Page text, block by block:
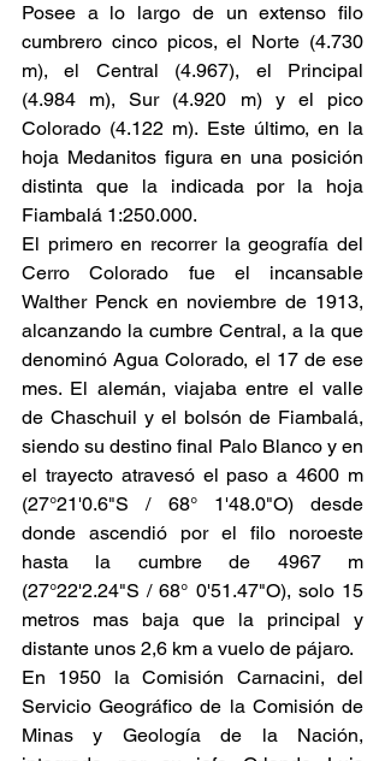
Posee a lo largo de un extenso filo
cumbrero cinco picos, el Norte (4.730
m), el Central (4.967), el Principal
(4.984 m), Sur (4.920 m) y el pico
Colorado (4.122 m). Este último, en la
hoja Medanitos figura en una posición
distinta que la indicada por la hoja
Fiambalá 1:250.000.
El primero en recorrer la geografía del
Cerro Colorado fue el incansable
Walther Penck en noviembre de 1913,
alcanzando la cumbre Central, a la que
denominó Agua Colorado, el 17 de ese
mes. El alemán, viajaba entre el valle
de Chaschuil y el bolsón de Fiambalá,
siendo su destino final Palo Blanco y en
el trayecto atravesó el paso a 4600 m
(27°21'0.6"S / 68° 1'48.0"O) desde
donde ascendió por el filo noroeste
hasta la cumbre de 4967 m
(27°22'2.24"S / 68° 0'51.47"O), solo 15
metros mas baja que la principal y
distante unos 2,6 km a vuelo de pájaro.
En 1950 la Comisión Carnacini, del
Servicio Geográfico de la Comisión de
Minas y Geología de la Nación,